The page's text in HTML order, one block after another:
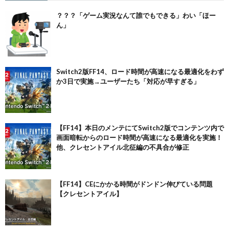
？？？「ゲーム実況なんて誰でもできる」わい「ほー
ん」
Switch2版FF14、ロード時間が高速になる最適化をわず
か3日で実施→ユーザーたち「対応が早すぎる」
【FF14】本日のメンテにてSwitch2版でコンテンツ内で
画面暗転からのロード時間が高速になる最適化を実施！
他、クレセントアイル北征編の不具合が修正
【FF14】CEにかかる時間がドンドン伸びている問題
【クレセントアイル】